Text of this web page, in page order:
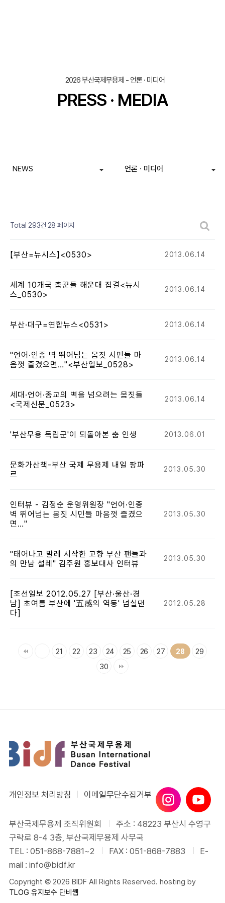
2026 부산국제무용제 - 언론 · 미디어
PRESS · MEDIA
NEWS 언론 · 미디어
Total 293건 28 페이지
【부산=뉴시스】<0530> 2013.06.14
세계 10개국 춤꾼들 해운대 집결<뉴시
스_0530>
2013.06.14
부산·대구=연합뉴스<0531> 2013.06.14
"언어·인종 벽 뛰어넘는 몸짓 시민들 마
음껏 즐겼으면…"<부산일보_0528>
2013.06.14
세대·언어·종교의 벽을 넘으려는 몸짓들
<국제신문_0523>
2013.06.14
'부산무용 독립군'이 되돌아본 춤 인생 2013.06.01
문화가산책-부산 국제 무용제 내일 팡파
르
2013.05.30
인터뷰 - 김정순 운영위원장 "언어·인종
벽 뛰어넘는 몸짓 시민들 마음껏 즐겼으
면…"
2013.05.30
"태어나고 발레 시작한 고향 부산 팬들과
의 만남 설레" 김주원 홍보대사 인터뷰
2013.05.30
[조선일보 2012.05.27 [부산·울산·경
남] 초여름 부산에 '五感의 역동' 넘실댄
다]
2012.05.28
21 22 23 24 25 26 27 28 29
30
개인정보 처리방침 이메일무단수집거부
부산국제무용제 조직위원회
주소 : 48223 부산시 수영구
구락로 8-4 3층, 부산국제무용제 사무국
TEL : 051-868-7881~2
FAX : 051-868-7883
E-
mail : info@bidf.kr
Copyright © 2026 BIDF All Rights Reserved. hosting by
TLOG 유지보수 단비웹